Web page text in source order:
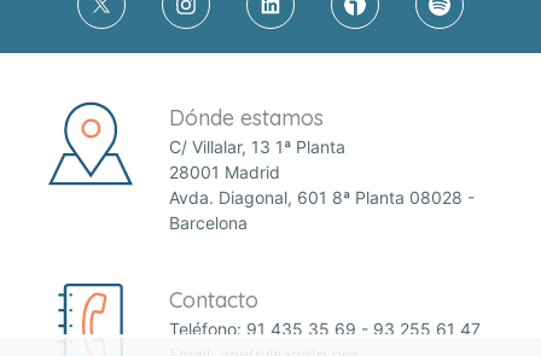
Dónde estamos
C/ Villalar, 13 1ª Planta
28001 Madrid
Avda. Diagonal, 601 8ª Planta 08028 -
Barcelona
Contacto
Teléfono: 91 435 35 69 - 93 255 61 47